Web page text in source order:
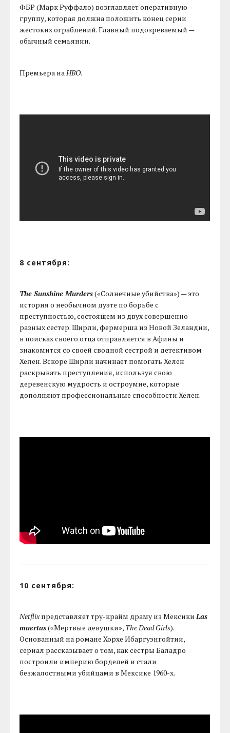
ФБР (Марк Руффало) возглавляет оперативную
группу, которая должна положить конец серии
жестоких ограблений. Главный подозреваемый —
обычный семьянин.
Премьера на HBO.
8 сентября:
The Sunshine Murders(«Солнечные убийства») — это
история о необычном дуэте по борьбе с
преступностью, состоящем из двух совершенно
разных сестер. Ширли, фермерша из Новой Зеландии,
в поисках своего отца отправляется в Афины и
знакомится со своей сводной сестрой и детективом
Хелен. Вскоре Ширли начинает помогать Хелен
раскрывать преступления, используя свою
деревенскую мудрость и остроумие, которые
дополняют профессиональные способности Хелен.
10 сентября:
Netflixпредставляет тру-крайм драму из МексикиLas
muertas(«Мертвые девушки», The Dead Girls).
Основанный на романе Хорхе Ибаргуэнгойтии,
сериал рассказывает о том, как сестры Баладро
построили империю борделей и стали
безжалостными убийцами в Мексике 1960-х.